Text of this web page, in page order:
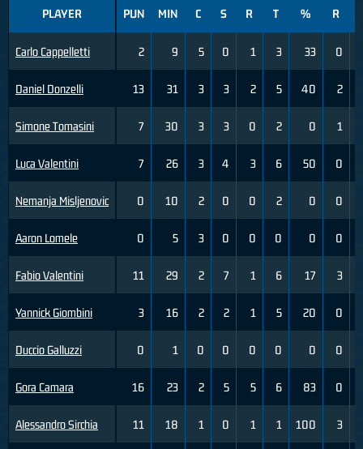
PLAYER
Carlo Cappelletti
Daniel Donzelli
Simone Tomasini
Luca Valentini
Nemanja Misljenovic
Aaron Lomele
Fabio Valentini
Yannick Giombini
Duccio Galluzzi
Gora Camara
Alessandro Sirchia
PUN MIN C S R T % R
2 9 5 0 1 3 33 0
13 31 3 3 2 5 40 2
7 30 3 3 0 2 0 1
7 26 3 4 3 6 50 0
0 10 2 0 0 2 0 0
0 5 3 0 0 0 0 0
11 29 2 7 1 6 17 3
3 16 2 2 1 5 20 0
0 1 0 0 0 0 0 0
16 23 2 5 5 6 83 0
11 18 1 0 1 1 100 3